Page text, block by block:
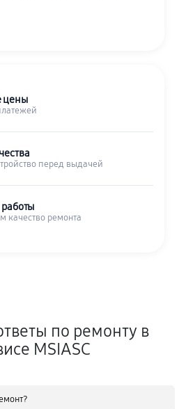
цены
перед выдачей
качество ремонта
по ремонту в
MSIASC